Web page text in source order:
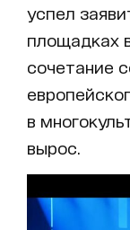
успел
площадках
сочетание
в
вырос.